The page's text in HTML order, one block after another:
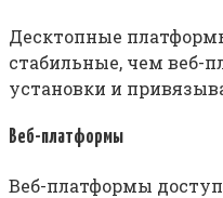
Десктопные
стабильные, чем веб-
установки и
Веб-платформы
Веб-платформы